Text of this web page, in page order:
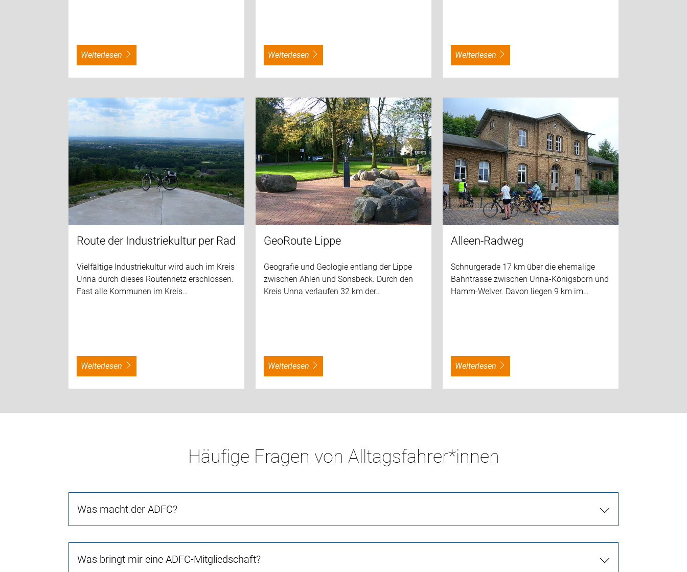
weiterlesen weiterlesen weiterlesen
Route der Industriekultur per Rad
Vielfältige Industriekultur wird auch im Kreis
Unna durch dieses Routennetz erschlossen.
Fast alle Kommunen im Kreis…
weiterlesen
GeoRoute Lippe
Geografie und Geologie entlang der Lippe
zwischen Ahlen und Sonsbeck. Durch den
Kreis Unna verlaufen 32 km der…
weiterlesen
Alleen-Radweg
Schnurgerade 17 km über die ehemalige
Bahntrasse zwischen Unna-Königsborn und
Hamm-Welver. Davon liegen 9 km im…
weiterlesen
Häufige Fragen von Alltagsfahrer*innen
Was macht der ADFC?
Was bringt mir eine ADFC-Mitgliedschaft?